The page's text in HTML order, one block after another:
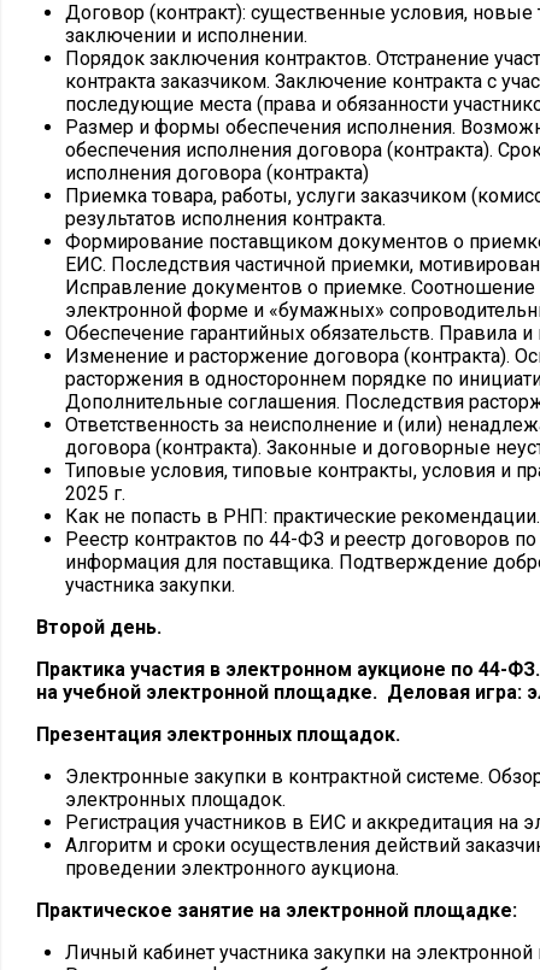
Договор (контракт): существенные условия, новые
заключении и исполнении.
Порядок заключения контрактов. Отстранение
контракта заказчиком. Заключение контракта с
последующие места (права и обязанности
Размер и формы обеспечения исполнения.
обеспечения исполнения договора (контракта).
исполнения договора (контракта)
Приемка товара, работы, услуги заказчиком
результатов исполнения контракта.
Формирование поставщиком документов о
ЕИС. Последствия частичной приемки,
Исправление документов о приемке.
электронной форме и «бумажных»
Обеспечение гарантийных обязательств. Правила и
Изменение и расторжение договора (контракта).
расторжения в одностороннем порядке по
Дополнительные соглашения. Последствия
Ответственность за неисполнение и (или)
договора (контракта). Законные и договорные
Типовые условия, типовые контракты, условия и
2025 г.
Как не попасть в РНП: практические рекомендации.
Реестр контрактов по 44-ФЗ и реестр договоров
информация для поставщика. Подтверждение
участника закупки.
Второй день.
Практика участия в электронном аукционе по 44-
на учебной электронной площадке. Деловая игра:
Презентация электронных площадок.
Электронные закупки в контрактной системе.
электронных площадок.
Регистрация участников в ЕИС и аккредитация на
Алгоритм и сроки осуществления действий
проведении электронного аукциона.
Практическое занятие на электронной площадке:
Личный кабинет участника закупки на